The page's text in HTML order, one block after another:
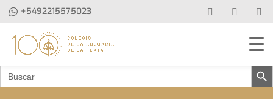
+5492215575023
Buscar: Botón de